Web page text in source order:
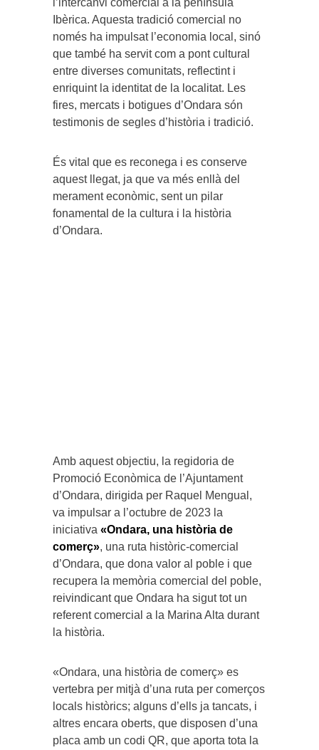
l’intercanvi comercial a la península
Ibèrica. Aquesta tradició comercial no
només ha impulsat l’economia local, sinó
que també ha servit com a pont cultural
entre diverses comunitats, reflectint i
enriquint la identitat de la localitat. Les
fires, mercats i botigues d’Ondara són
testimonis de segles d’història i tradició.
És vital que es reconega i es conserve
aquest llegat, ja que va més enllà del
merament econòmic, sent un pilar
fonamental de la cultura i la història
d’Ondara.
Amb aquest objectiu, la regidoria de
Promoció Econòmica de l’Ajuntament
d’Ondara, dirigida per Raquel Mengual,
va impulsar a l’octubre de 2023 la
iniciativa «Ondara, una història de
comerç», una ruta històric-comercial
d’Ondara, que dona valor al poble i que
recupera la memòria comercial del poble,
reivindicant que Ondara ha sigut tot un
referent comercial a la Marina Alta durant
la història.
«Ondara, una història de comerç» es
vertebra per mitjà d’una ruta per comerços
locals històrics; alguns d’ells ja tancats, i
altres encara oberts, que disposen d’una
placa amb un codi QR, que aporta tota la